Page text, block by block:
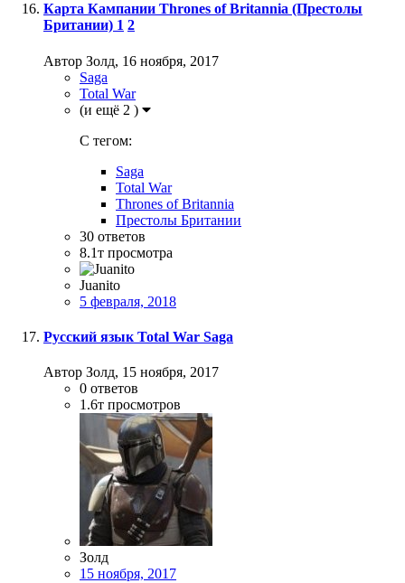
Карта Кампании Thrones of Britannia (Престолы
Британии) 1 2
Автор Золд, 16 ноября, 2017
Saga
Total War
(и ещё 2 )
C тегом:
Saga
Total War
Thrones of Britannia
Престолы Британии
30 ответов
8.1т просмотра
Juanito
5 февраля, 2018
Русский язык Total War Saga
Автор Золд, 15 ноября, 2017
0 ответов
1.6т просмотров
Золд
15 ноября, 2017